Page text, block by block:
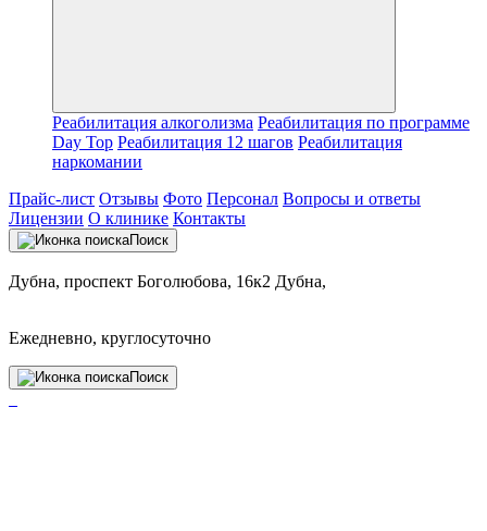
Реабилитация алкоголизма Реабилитация по программе
Day Top Реабилитация 12 шагов Реабилитация
наркомании
Прайс-лист Отзывы Фото Персонал Вопросы и ответы
Лицензии О клинике Контакты
Поиск
Дубна, проспект Боголюбова, 16к2 Дубна,
Ежедневно, круглосуточно
Поиск